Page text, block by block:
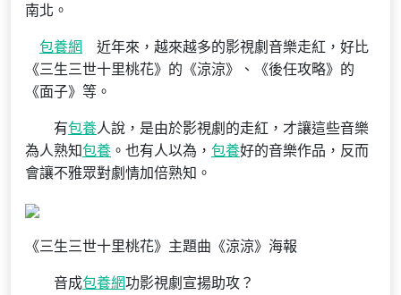
南北。
包養網 近年來，越來越多的影視劇音樂走紅，好比
《三生三世十里桃花》的《涼涼》、《後任攻略》的
《面子》等。
有包養人說，是由於影視劇的走紅，才讓這些音樂
為人熟知包養 。也有人以為， 包養好的音樂作品，反而
會讓不雅眾對劇情加倍熟知。
《三生三世十里桃花》主題曲《涼涼》海報
音成包養網功影視劇宣揚助攻？